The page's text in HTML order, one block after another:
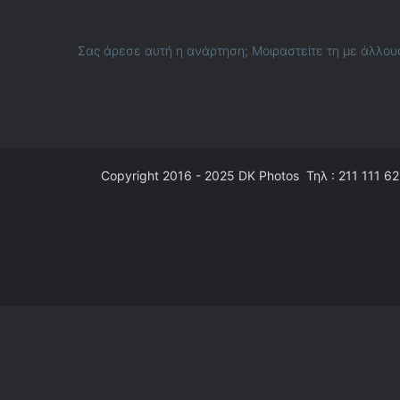
Σας άρεσε αυτή η ανάρτηση; Μοιραστείτε τη με
Copyright 2016 - 2025 DK Photos Τηλ : 211 111